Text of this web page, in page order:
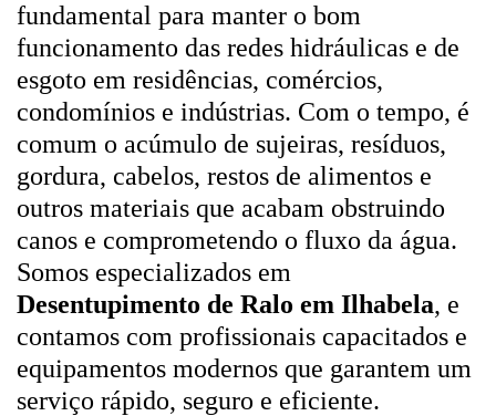
fundamental para manter o bom
funcionamento das redes hidráulicas e de
esgoto em residências, comércios,
condomínios e indústrias. Com o tempo, é
comum o acúmulo de sujeiras, resíduos,
gordura, cabelos, restos de alimentos e
outros materiais que acabam obstruindo
canos e comprometendo o fluxo da água.
Somos especializados em
Desentupimento de Ralo em Ilhabela, e
contamos com profissionais capacitados e
equipamentos modernos que garantem um
serviço rápido, seguro e eficiente.